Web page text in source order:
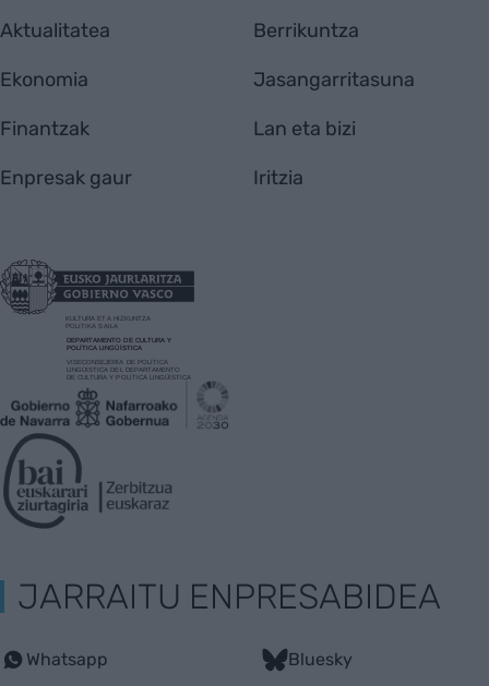
Aktualitatea
Ekonomia
Finantzak
Enpresak gaur
Berrikuntza
Jasangarritasuna
Lan eta bizi
Iritzia
JARRAITU ENPRESABIDEA
Whatsapp Bluesky